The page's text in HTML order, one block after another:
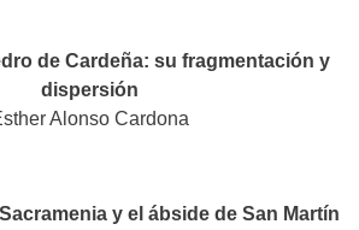
de Cardeña: su fragmentación y
dispersión
Alonso Cardona
y el ábside de San Martín